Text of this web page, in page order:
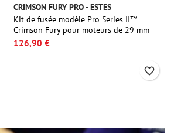
CRIMSON FURY PRO - ESTES
Kit de fusée modèle Pro Series II™
Crimson Fury pour moteurs de 29 mm
de type E, F et G. Conçu pour les
fuséologues confirmés, le Crimson Fury
126,90 €
favorite_border